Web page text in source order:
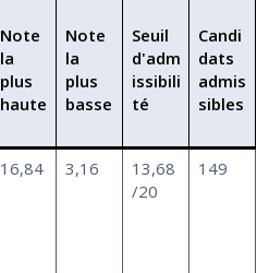
Note
la
plus
haute
Note
la
plus
basse
Seuil
d'adm
issibili
té
Candi
dats
admis
sibles
16,84 3,16
13,68
/20
149